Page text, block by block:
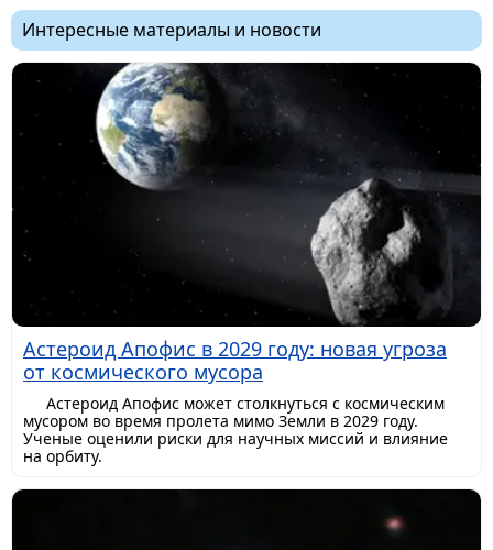
Интересные материалы и новости
Астероид Апофис в 2029 году: новая угроза
от космического мусора
Астероид Апофис может столкнуться с космическим
мусором во время пролета мимо Земли в 2029 году.
Ученые оценили риски для научных миссий и влияние
на орбиту.